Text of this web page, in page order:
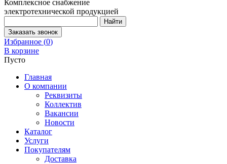
Комплексное снабжение
электротехнической продукцией
Избранное (0)
В корзине
Пусто
Главная
О компании
Реквизиты
Коллектив
Вакансии
Новости
Каталог
Услуги
Покупателям
Доставка